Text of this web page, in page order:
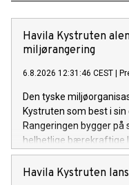
Havila Kystruten
miljørangering
6.8.2026 12:31:46 CEST |
Den tyske
Kystruten som best i
Rangeringen bygger på
helhetlige bærekraftige
klimagasser og
fjor setter det
Havila Kystruten